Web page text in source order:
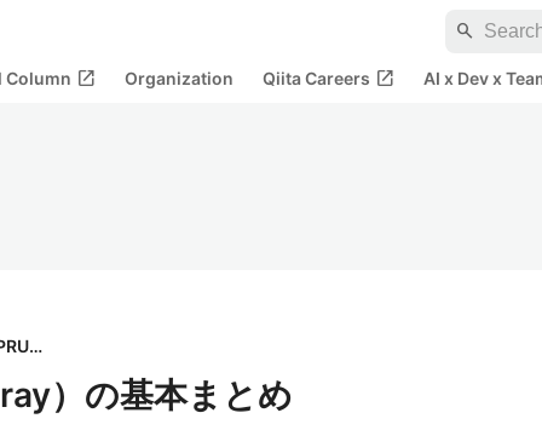
search
Column open_in_new Organization Qiita Careers open_in_new AI x Dev x
株式会社PRUM
）の基本まとめ